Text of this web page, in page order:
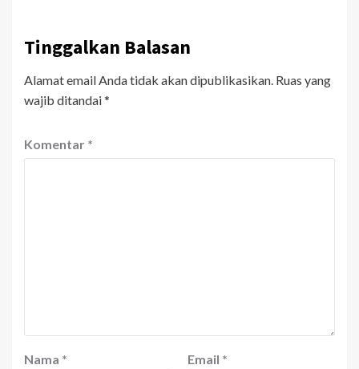
Tinggalkan Balasan
Alamat email Anda tidak akan dipublikasikan. Ruas yang
wajib ditandai*
Komentar *
Nama * Email *